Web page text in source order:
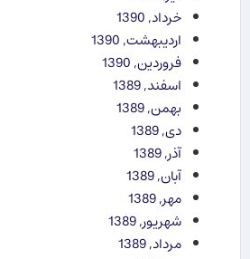
خرداد, 1390
اردیبهشت, 1390
فروردین, 1390
اسفند, 1389
بهمن, 1389
دی, 1389
آذر, 1389
آبان, 1389
مهر, 1389
شهریور, 1389
مرداد, 1389